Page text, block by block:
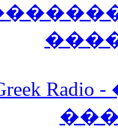
Greek